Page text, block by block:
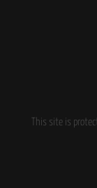
This site is